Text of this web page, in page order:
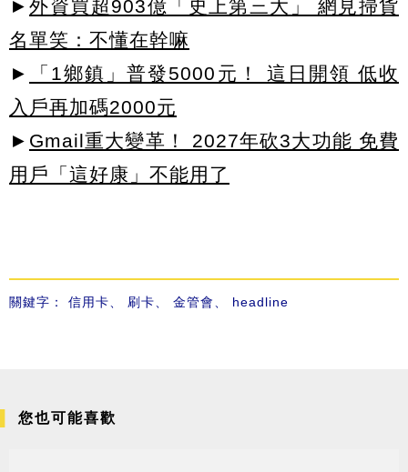
► 外資買超903億「史上第三大」 網見掃貨
名單笑：不懂在幹嘛
►
「1鄉鎮」普發5000元！ 這日開領 低收
入戶再加碼2000元
► Gmail重大變革！ 2027年砍3大功能 免費
用戶「這好康」不能用了
關鍵字： 信用卡、 刷卡、 金管會、 headline
您也可能喜歡